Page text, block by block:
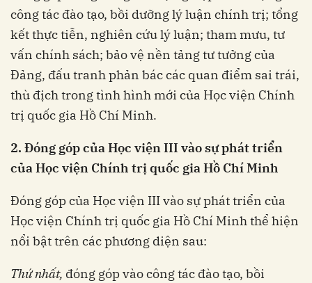
công tác đào tạo, bồi dưỡng lý luận chính trị; tổng
kết thực tiễn, nghiên cứu lý luận; tham mưu, tư
vấn chính sách; bảo vệ nền tảng tư tưởng của
Đảng, đấu tranh phản bác các quan điểm sai trái,
thù địch trong tình hình mới của Học viện Chính
trị quốc gia Hồ Chí Minh.
2. Đóng góp của Học viện III vào sự phát triển
của Học viện Chính trị quốc giaHồ Chí Minh
Đóng góp của Học viện III vào sự phát triển của
Học viện Chính trị quốc gia Hồ Chí Minh thể hiện
nổi bật trên các phương diện sau:
Thứ nhất, đóng góp vào công tác đào tạo, bồi